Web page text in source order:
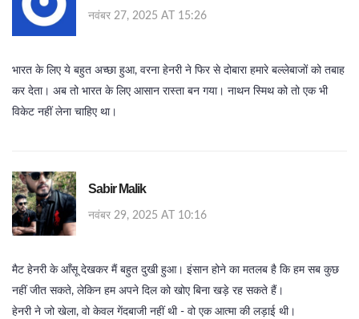
नवंबर 27, 2025 AT 15:26
भारत के लिए ये बहुत अच्छा हुआ, वरना हेनरी ने फिर से दोबारा हमारे बल्लेबाजों को तबाह
कर देता। अब तो भारत के लिए आसान रास्ता बन गया। नाथन स्मिथ को तो एक भी
विकेट नहीं लेना चाहिए था।
Sabir Malik
नवंबर 29, 2025 AT 10:16
मैट हेनरी के आँसू देखकर मैं बहुत दुखी हुआ। इंसान होने का मतलब है कि हम सब कुछ
नहीं जीत सकते, लेकिन हम अपने दिल को खोए बिना खड़े रह सकते हैं।
हेनरी ने जो खेला, वो केवल गेंदबाजी नहीं थी - वो एक आत्मा की लड़ाई थी।